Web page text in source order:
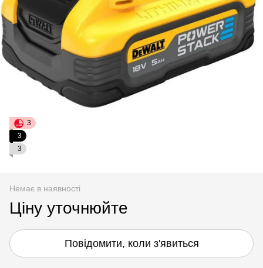
3
3
3
Немає в наявності
Ціну уточнюйте
Повідомити, коли з'явиться